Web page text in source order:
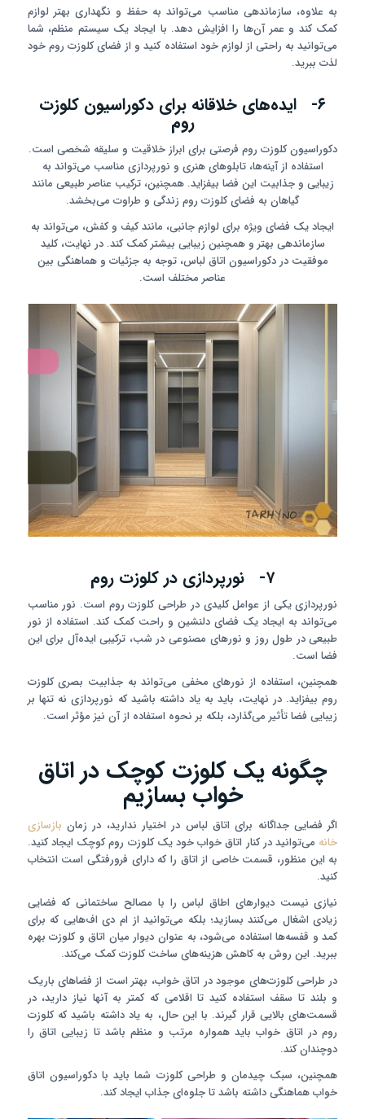
به علاوه، سازماندهی مناسب می‌تواند به حفظ و نگهداری بهتر لوازم
کمک کند و عمر آن‌ها را افزایش دهد. با ایجاد یک سیستم منظم، شما
می‌توانید به راحتی از لوازم خود استفاده کنید و از فضای کلوزت روم خود
لذت ببرید.
۶- ایده‌های خلاقانه برای دکوراسیون کلوزت
روم
دکوراسیون کلوزت روم فرصتی برای ابراز خلاقیت و سلیقه شخصی است.
استفاده از آینه‌ها، تابلوهای هنری و نورپردازی مناسب می‌تواند به
زیبایی و جذابیت این فضا بیفزاید. همچنین، ترکیب عناصر طبیعی مانند
گیاهان به فضای کلوزت روم زندگی و طراوت می‌بخشد.
ایجاد یک فضای ویژه برای لوازم جانبی، مانند کیف و کفش، می‌تواند به
سازماندهی بهتر و همچنین زیبایی بیشتر کمک کند. در نهایت، کلید
موفقیت در دکوراسیون اتاق لباس، توجه به جزئیات و هماهنگی بین
عناصر مختلف است.
۷- نورپردازی در کلوزت روم
نورپردازی یکی از عوامل کلیدی در طراحی کلوزت روم است. نور مناسب
می‌تواند به ایجاد یک فضای دلنشین و راحت کمک کند. استفاده از نور
طبیعی در طول روز و نورهای مصنوعی در شب، ترکیبی ایده‌آل برای این
فضا است.
همچنین، استفاده از نورهای مخفی می‌تواند به جذابیت بصری کلوزت
روم بیفزاید. در نهایت، باید به یاد داشته باشید که نورپردازی نه تنها بر
زیبایی فضا تأثیر می‌گذارد، بلکه بر نحوه استفاده از آن نیز مؤثر است.
چگونه یک کلوزت کوچک در اتاق
خواب بسازیم
اگر فضایی جداگانه برای اتاق لباس در اختیار ندارید، در زمان بازسازی
خانه می‌توانید در کنار اتاق خواب خود یک کلوزت روم کوچک ایجاد کنید.
به این منظور، قسمت خاصی از اتاق را که دارای فرورفتگی است انتخاب
کنید.
نیازی نیست دیوارهای اطاق لباس را با مصالح ساختمانی که فضایی
زیادی اشغال می‌کنند بسازید؛ بلکه می‌توانید از ام دی اف‌هایی که برای
کمد و قفسه‌ها استفاده می‌شود، به عنوان دیوار میان اتاق و کلوزت بهره
ببرید. این روش به کاهش هزینه‌های ساخت کلوزت کمک می‌کند.
در طراحی کلوزت‌های موجود در اتاق خواب، بهتر است از فضاهای باریک
و بلند تا سقف استفاده کنید تا اقلامی که کمتر به آنها نیاز دارید، در
قسمت‌های بالایی قرار گیرند. با این حال، به یاد داشته باشید که کلوزت
روم در اتاق خواب باید همواره مرتب و منظم باشد تا زیبایی اتاق را
دوچندان کند.
همچنین، سبک چیدمان و طراحی کلوزت شما باید با دکوراسیون اتاق
خواب هماهنگی داشته باشد تا جلوه‌ای جذاب ایجاد کند.